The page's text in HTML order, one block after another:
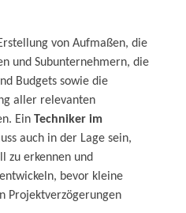
von Aufmaßen, die
und Subunternehmern, die
Budgets sowie die
aller relevanten
Ein Techniker im
auch in der Lage sein,
zu erkennen und
bevor kleine
Projektverzögerungen